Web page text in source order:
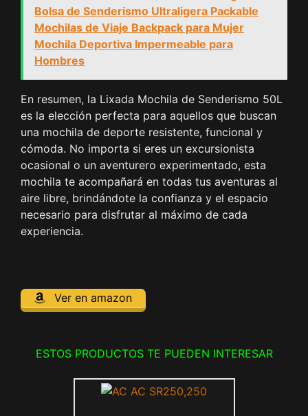
Bolsa de Senderismo Ultraligera Packable
Mochilas de Viaje Backpack para Mujer
Mochila Deportiva Impermeable para
Hombres
En resumen, la Lixada Mochila de Senderismo 50L
es la elección perfecta para aquellos que buscan
una mochila de deporte resistente, funcional y
cómoda. No importa si eres un excursionista
ocasional o un aventurero experimentado, esta
mochila te acompañará en todas tus aventuras al
aire libre, brindándote la confianza y el espacio
necesario para disfrutar al máximo de cada
experiencia.
Ver en amazon
ESTOS PRODUCTOS TE PUEDEN INTERESAR